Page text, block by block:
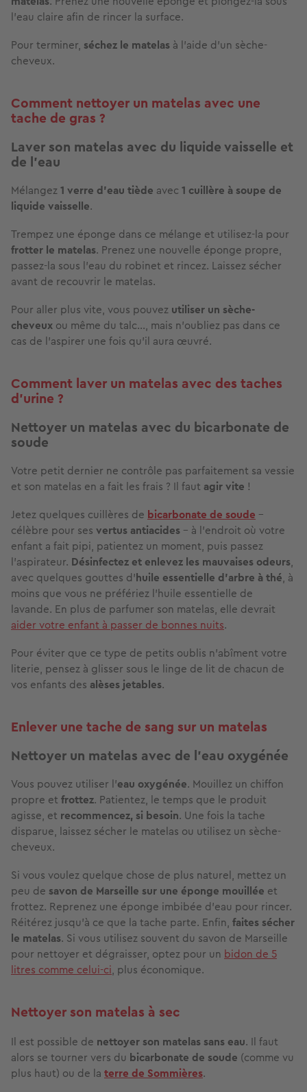
l’eau claire afin de rincer la surface.
Pour terminer, séchez le matelas à l’aide d’un sèche-
cheveux.
Comment nettoyer un matelas avec une
tache de gras ?
Laver son matelas avec du liquide vaisselle et
de l'eau
Mélangez1 verre d’eau tiède avec 1 cuillère à soupe de
liquide vaisselle.
Trempez une éponge dans ce mélange et utilisez-la pour
frotter le matelas. Prenez une nouvelle éponge propre,
passez-la sous l’eau du robinet et rincez. Laissez sécher
avant de recouvrir le matelas.
Pour aller plus vite, vous pouvez utiliser un sèche-
cheveux ou même du talc…, mais n'oubliez pas dans ce
cas de l'aspirer une fois qu'il aura œuvré.
Comment laver un matelas avec des taches
d’urine ?
Nettoyer un matelas avec du bicarbonate de
soude
Votre petit dernier ne contrôle pas parfaitement sa vessie
et son matelas en a fait les frais ? Il faut agir vite !
Jetez quelques cuillères de bicarbonate de soude –
célèbre pour ses vertus antiacides – à l'endroit où votre
enfant a fait pipi, patientez un moment, puis passez
l’aspirateur. Désinfectez et enlevez les mauvaises odeurs,
avec quelques gouttes d'huile essentielle d’arbre à thé, à
moins que vous ne préfériez l’huile essentielle de
lavande. En plus de parfumer son matelas, elle devrait
aider votre enfant à passer de bonnes nuits.
Pour éviter que ce type de petits oublis n’abîment votre
literie, pensez à glisser sous le linge de lit de chacun de
vos enfants des alèses jetables.
Enlever une tache de sang sur un matelas
Nettoyer un matelas avec de l’eau oxygénée
Vous pouvez utiliser l’eau oxygénée. Mouillez un chiffon
propre et frottez. Patientez, le temps que le produit
agisse, et recommencez, si besoin. Une fois la tache
disparue, laissez sécher le matelas ou utilisez un sèche-
cheveux.
Si vous voulez quelque chose de plus naturel, mettez un
peu de savon de Marseille sur une éponge mouillée et
frottez. Reprenez une éponge imbibée d'eau pour rincer.
Réitérez jusqu'à ce que la tache parte. Enfin, faites sécher
le matelas. Si vous utilisez souvent du savon de Marseille
pour nettoyer et dégraisser, optez pour un bidon de 5
litres comme celui-ci, plus économique.
Nettoyer son matelas à sec
Il est possible de nettoyer son matelas sans eau. Il faut
alors se tourner vers du bicarbonate de soude (comme vu
plus haut) ou de la terre de Sommières.